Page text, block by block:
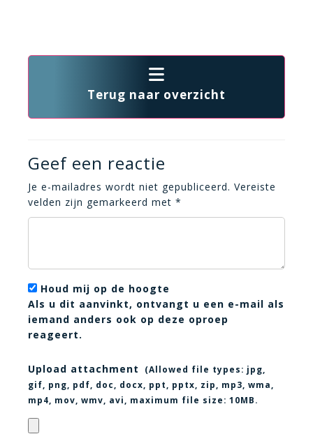
Terug naar overzicht
Geef een reactie
Je e-mailadres wordt niet gepubliceerd. Vereiste
velden zijn gemarkeerd met *
Houd mij op de hoogte
Als u dit aanvinkt, ontvangt u een e-mail als
iemand anders ook op deze oproep
reageert.
Upload attachment (Allowed file types: jpg,
gif, png, pdf, doc, docx, ppt, pptx, zip, mp3, wma,
mp4, mov, wmv, avi
, maximum file size: 10MB.